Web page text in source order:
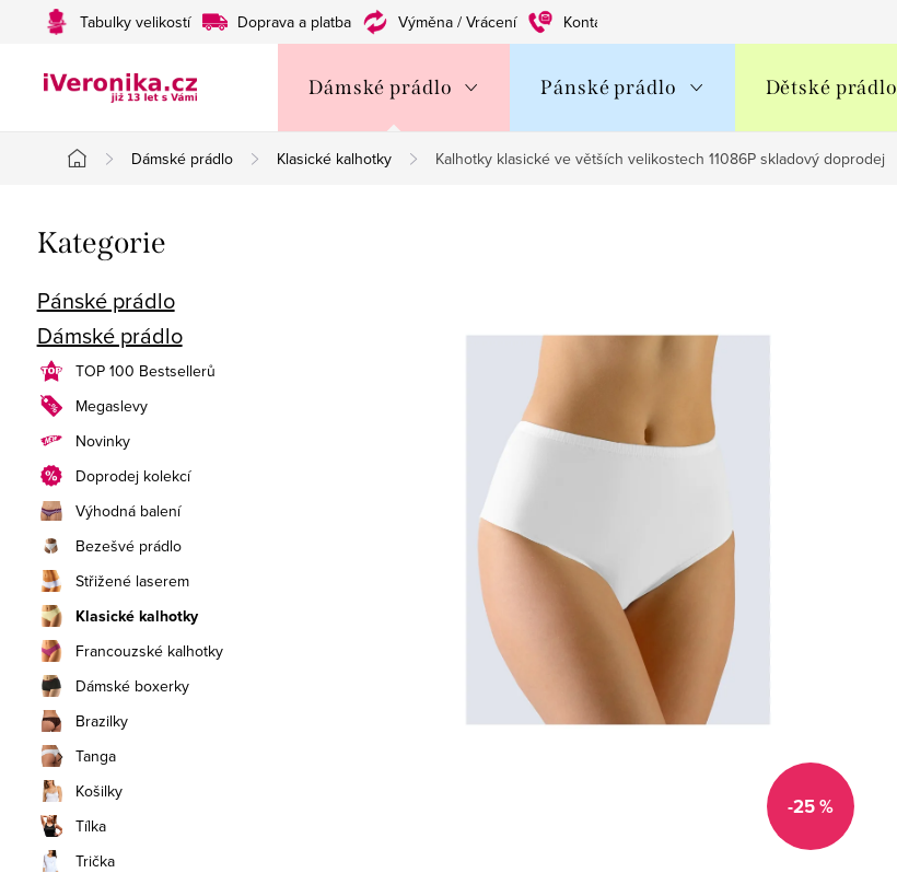
Tabulky velikostí Doprava a platba Výměna / Vrácení Kontakty
Dámské prádlo Pánské prádlo Dětské prádlo
Domů
Dámské prádlo Klasické kalhotky Kalhotky klasické ve větších velikostech 11086P skladový doprodej
o
s
t
r
a
n
n
í
p
a
n
e
l
Přeskočit
kategorie
Kategorie
Pánské prádlo
Dámské prádlo
TOP 100 Bestsellerů
Megaslevy
Novinky
Doprodej kolekcí
Výhodná balení
Bezešvé prádlo
Střižené laserem
Klasické kalhotky
Francouzské kalhotky
Dámské boxerky
Brazilky
Tanga
Košilky
Tílka
Trička
-25 %